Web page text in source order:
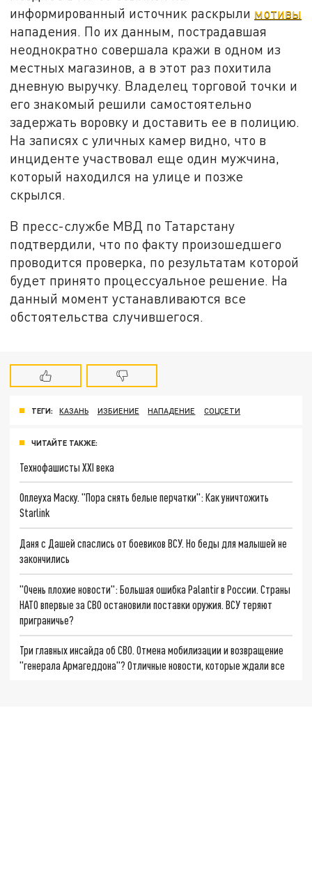
информированный источник раскрыли мотивы
нападения. По их данным, пострадавшая
неоднократно совершала кражи в одном из
местных магазинов, а в этот раз похитила
дневную выручку. Владелец торговой точки и
его знакомый решили самостоятельно
задержать воровку и доставить ее в полицию.
На записях с уличных камер видно, что в
инциденте участвовал еще один мужчина,
который находился на улице и позже
скрылся.
В пресс-службе МВД по Татарстану
подтвердили, что по факту произошедшего
проводится проверка, по результатам которой
будет принято процессуальное решение. На
данный момент устанавливаются все
обстоятельства случившегося.
ТЕГИ: КАЗАНЬ ИЗБИЕНИЕ НАПАДЕНИЕ СОЦСЕТИ
ЧИТАЙТЕ ТАКЖЕ:
Технофашисты XXI века
Оплеуха Маску. "Пора снять белые перчатки": Как уничтожить
Starlink
Даня с Дашей спаслись от боевиков ВСУ. Но беды для малышей не
закончились
"Очень плохие новости": Большая ошибка Palantir в России. Страны
НАТО впервые за СВО остановили поставки оружия. ВСУ теряют
приграничье?
Три главных инсайда об СВО. Отмена мобилизации и возвращение
"генерала Армагеддона"? Отличные новости, которые ждали все